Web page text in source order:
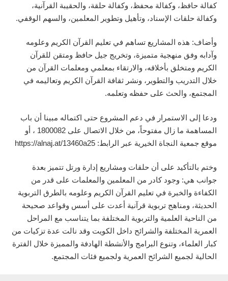
كفالة حافظ، وكفالة محفظ، وكفالة حلقة، والحقيبة القرآنية،
وكفالة حلقات الإسناد، وتأهيل وتطوير المعلمين، والسهم الوقفي.
وأضاف: هذه المشاريع تساهم في تعليم القرآن الكريم وعلومه
وآدابه وفق منهجية متميزة، وتخريج جيل حافظ ومتقن للقرآن
الكريم ومتخلق بأخلاقه، والارتقاء بمعلمي ومعلمات القرآن من
خلال التدريب والتطوير، ونشر ثقافة القرآن الكريم وتعاليمه في
المجتمع، والحث على حفظه وتعلمه.
ودعا إلى الاستمرار في دعم المشروع حتى اكتماله مبينا أن باب
المساهمة ما زال مفتوحاً، من خلال الاتصال على 1800082 ، أو
موقع جمعية النجاة الخيرية عبر الرابط: https://alnaj.at/13460a25
وختم بالتأكيد على أن حلقات ومشاريع إدارة ورتل تتميز بعدة
جوانب هي: وجود كادر من المعلمين والمعلمات على قدر من
الكفاءة والخبرة في تعليم القرآن الكريم وعلومه بالطرق التربوية
الحديثة، ومناهج تربوية قرآنية أعدت على أسس وقواعد صحيحة
من الناحية العلمية والتربوية المختلفة بما يتناسب مع المراحل
العمرية المختلفة والشرائح داخل الكويت وقد نالت عدة تزكيات من
كبار العلماء، وتنوع البرامج والأنشطة الهادفة والمميزة خلال الفترة
الحالية لجميع الشرائح العمرية ولجميع فئات المجتمع.